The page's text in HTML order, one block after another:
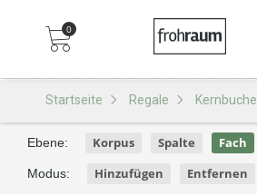
0
Startseite Regale Kernbuche
Ebene: Korpus Spalte Fach
Modus: Hinzufügen Entfernen